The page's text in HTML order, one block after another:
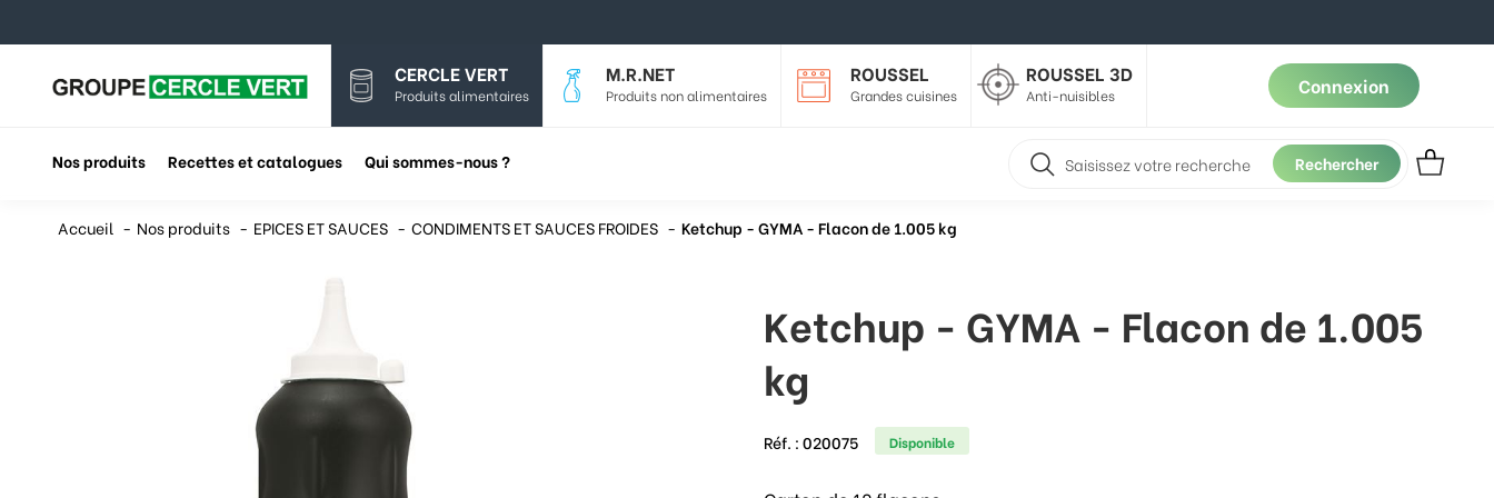
CERCLE VERT
Produits alimentaires
M.R.NET
Produits non alimentaires
ROUSSEL
Grandes cuisines
ROUSSEL 3D
Anti-nuisibles Connexion
Nos produits Recettes et catalogues Qui sommes-nous ? Rechercher
Accueil Nos produits EPICES ET SAUCES CONDIMENTS ET SAUCES FROIDES Ketchup - GYMA - Flacon de 1.005 kg
Ketchup - GYMA - Flacon de 1.005
kg
Réf. :020075 Disponible